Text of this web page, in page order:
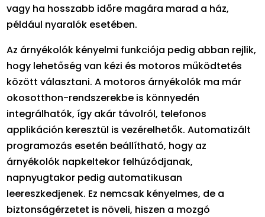
vagy ha hosszabb időre magára marad a ház,
például nyaralók esetében.
Az árnyékolók kényelmi funkciója pedig abban rejlik,
hogy lehetőség van kézi és motoros működtetés
között választani. A motoros árnyékolók ma már
okosotthon-rendszerekbe is könnyedén
integrálhatók, így akár távolról, telefonos
applikáción keresztül is vezérelhetők. Automatizált
programozás esetén beállítható, hogy az
árnyékolók napkeltekor felhúzódjanak,
napnyugtakor pedig automatikusan
leereszkedjenek. Ez nemcsak kényelmes, de a
biztonságérzetet is növeli, hiszen a mozgó